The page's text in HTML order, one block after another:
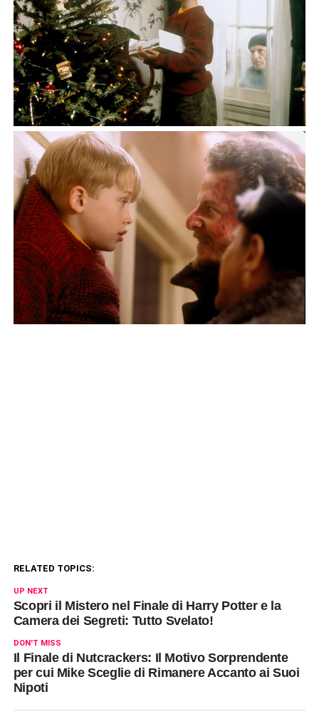
RELATED TOPICS:
UP NEXT
Scopri il Mistero nel Finale di Harry Potter e la
Camera dei Segreti: Tutto Svelato!
DON'T MISS
Il Finale di Nutcrackers: Il Motivo Sorprendente
per cui Mike Sceglie di Rimanere Accanto ai Suoi
Nipoti